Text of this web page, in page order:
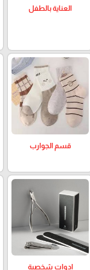
العناية بالطفل
قسم الجوارب
ادوات شخصية